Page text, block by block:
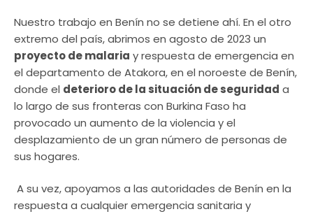
Nuestro trabajo en Benín no se detiene ahí. En el otro
extremo del país, abrimos en agosto de 2023 un
proyecto de malaria y respuesta de emergencia en
el departamento de Atakora, en el noroeste de Benín,
donde el deterioro de la situación de seguridad a
lo largo de sus fronteras con Burkina Faso ha
provocado un aumento de la violencia y el
desplazamiento de un gran número de personas de
sus hogares.
A su vez, apoyamos a las autoridades de Benín en la
respuesta a cualquier emergencia sanitaria y